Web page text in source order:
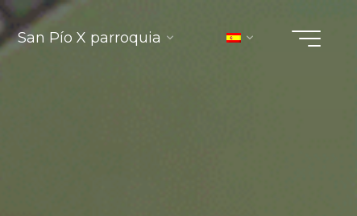
San Pío X parroquia